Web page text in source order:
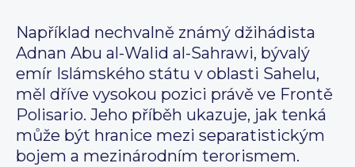
Například nechvalně známý džihádista
Adnan Abu al-Walid al-Sahrawi, bývalý
emír Islámského státu v oblasti Sahelu,
měl dříve vysokou pozici právě ve Frontě
Polisario. Jeho příběh ukazuje, jak tenká
může být hranice mezi separatistickým
bojem a mezinárodním terorismem.